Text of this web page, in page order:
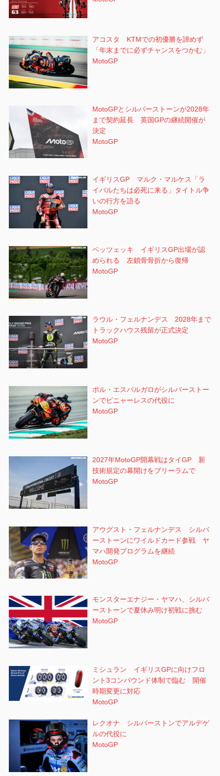
アコスタ KTMでの初優勝を諦めず
「年末までに必ずチャンスをつかむ」
MotoGP
MotoGPとシルバーストーンが2028年
まで契約延長 英国GPの継続開催が
決定
MotoGP
イギリスGP マルク・マルケス「ラ
イバルたちは必死に来る」タイトル争
いの行方を語る
MotoGP
ベッツェッキ イギリスGP出場が認
められる 左鎖骨骨折から復帰
MotoGP
ラウル・フェルナンデス 2028年まで
トラックハウス残留が正式決定
MotoGP
ポル・エスパルガロがシルバーストー
ンでビニャーレスの代役に
MotoGP
2027年MotoGP開幕戦はタイGP 新
技術規定の幕開けをブリーラムで
MotoGP
アウグスト・フェルナンデス シルバ
ーストーンにワイルドカード参戦 ヤ
マハ開発プログラムを継続
MotoGP
モンスターエナジー・ヤマハ、シルバ
ーストーンで夏休み明け初戦に挑む
MotoGP
ミシュラン イギリスGPに向けフロ
ント3コンパウンド体制で臨む 開催
時期変更に対応
MotoGP
レクオナ シルバーストンでアルデゲ
ルの代役に
MotoGP